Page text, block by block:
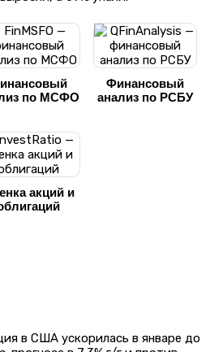
по МСФО
Финансовый
анализ по РСБУ
акций и
в США ускорилась в январе до